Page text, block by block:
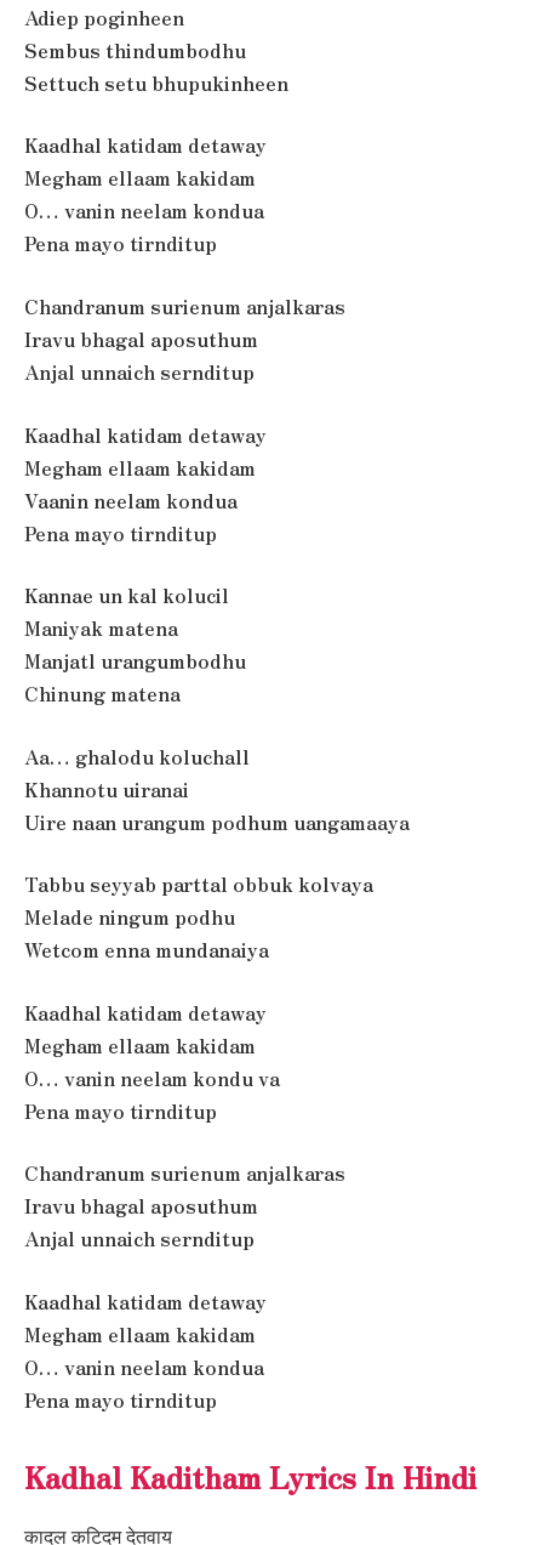
Adiep poginheen
Sembus thindumbodhu
Settuch setu bhupukinheen
Kaadhal katidam detaway
Megham ellaam kakidam
O… vanin neelam kondua
Pena mayo tirnditup
Chandranum surienum anjalkaras
Iravu bhagal aposuthum
Anjal unnaich sernditup
Kaadhal katidam detaway
Megham ellaam kakidam
Vaanin neelam kondua
Pena mayo tirnditup
Kannae un kal kolucil
Maniyak matena
Manjatl urangumbodhu
Chinung matena
Aa… ghalodu koluchall
Khannotu uiranai
Uire naan urangum podhum uangamaaya
Tabbu seyyab parttal obbuk kolvaya
Melade ningum podhu
Wetcom enna mundanaiya
Kaadhal katidam detaway
Megham ellaam kakidam
O… vanin neelam kondu va
Pena mayo tirnditup
Chandranum surienum anjalkaras
Iravu bhagal aposuthum
Anjal unnaich sernditup
Kaadhal katidam detaway
Megham ellaam kakidam
O… vanin neelam kondua
Pena mayo tirnditup
Kadhal Kaditham Lyrics In Hindi
कादल कटिदम देतवाय